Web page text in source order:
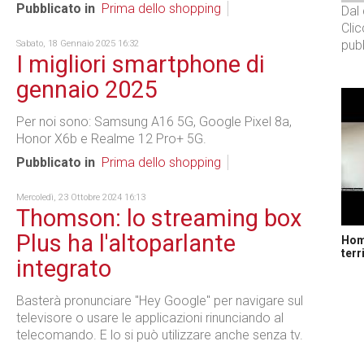
Pubblicato in Prima dello shopping
Sabato, 18 Gennaio 2025 16:32
I migliori smartphone di
gennaio 2025
Per noi sono: Samsung A16 5G, Google Pixel 8a,
Honor X6b e Realme 12 Pro+ 5G.
Pubblicato in Prima dello shopping
Mercoledì, 23 Ottobre 2024 16:13
Thomson: lo streaming box
Plus ha l'altoparlante
integrato
Basterà pronunciare "Hey Google" per navigare sul
televisore o usare le applicazioni rinunciando al
telecomando. E lo si può utilizzare anche senza tv.